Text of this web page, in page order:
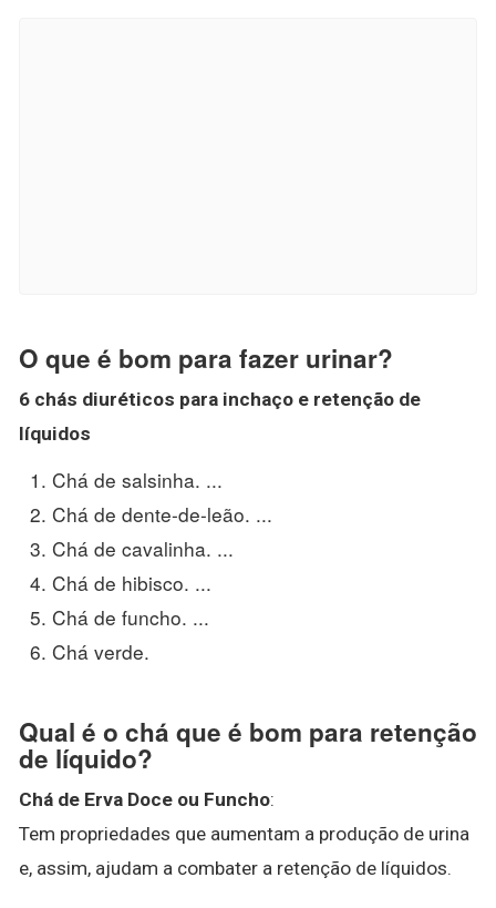
O que é bom para fazer urinar?
6 chás diuréticos para inchaço e retenção de
líquidos
Chá de salsinha. ...
Chá de dente-de-leão. ...
Chá de cavalinha. ...
Chá de hibisco. ...
Chá de funcho. ...
Chá verde.
Qual é o chá que é bom para retenção
de líquido?
Chá de Erva Doce ou Funcho:
Tem propriedades que aumentam a produção de urina
e, assim, ajudam a combater a retenção de líquidos.